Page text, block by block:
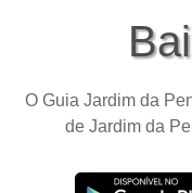
O Guia Jardim da
de Jardim da